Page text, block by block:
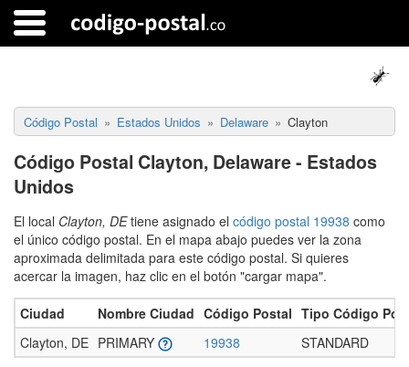
Código Postal Estados Unidos Delaware Clayton
Código Postal Clayton, Delaware - Estados
Unidos
El local Clayton, DEtiene asignado el código postal 19938 como
el único código postal. En el mapa abajo puedes ver la zona
aproximada delimitada para este código postal. Si quieres
acercar la imagen, haz clic en el botón "cargar mapa".
Ciudad Nombre Ciudad Código Postal Tipo Código
Clayton, DE PRIMARY 19938 STANDARD